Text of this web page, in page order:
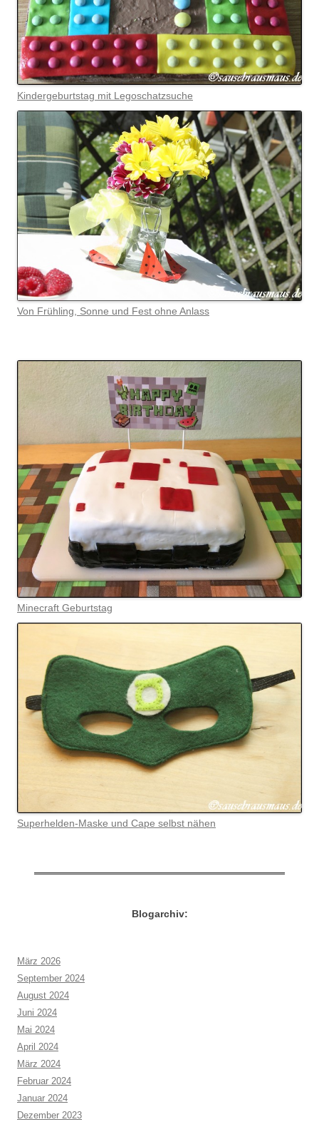
Kindergeburtstag mit Legoschatzsuche
Von Frühling, Sonne und Fest ohne Anlass
Minecraft Geburtstag
Superhelden-Maske und Cape selbst nähen
Blogarchiv:
März 2026
September 2024
August 2024
Juni 2024
Mai 2024
April 2024
März 2024
Februar 2024
Januar 2024
Dezember 2023